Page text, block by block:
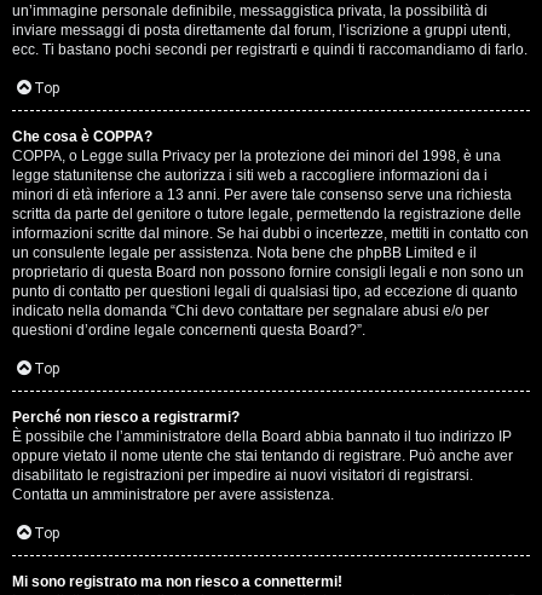
A
r
g
o
m
e
n
t
i
s
e
un’immagine personale definibile, messaggistica privata, la possibilità di
inviare messaggi di posta direttamente dal forum, l’iscrizione a gruppi utenti,
ecc. Ti bastano pochi secondi per registrarti e quindi ti raccomandiamo di farlo.
Top
Che cosa è COPPA?
COPPA, o Legge sulla Privacy per la protezione dei minori del 1998, è una
legge statunitense che autorizza i siti web a raccogliere informazioni da i
minori di età inferiore a 13 anni. Per avere tale consenso serve una richiesta
scritta da parte del genitore o tutore legale, permettendo la registrazione delle
informazioni scritte dal minore. Se hai dubbi o incertezze, mettiti in contatto con
un consulente legale per assistenza. Nota bene che phpBB Limited e il
proprietario di questa Board non possono fornire consigli legali e non sono un
punto di contatto per questioni legali di qualsiasi tipo, ad eccezione di quanto
indicato nella domanda “Chi devo contattare per segnalare abusi e/o per
questioni d’ordine legale concernenti questa Board?”.
Top
Perché non riesco a registrarmi?
È possibile che l’amministratore della Board abbia bannato il tuo indirizzo IP
oppure vietato il nome utente che stai tentando di registrare. Può anche aver
disabilitato le registrazioni per impedire ai nuovi visitatori di registrarsi.
Contatta un amministratore per avere assistenza.
Top
Mi sono registrato ma non riesco a connettermi!
T
o
p
i
c
A
t
t
i
v
i